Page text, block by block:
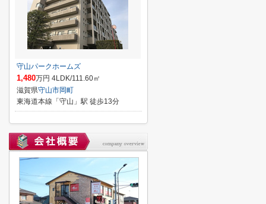
守山パークホームズ
1,480万円 4LDK/111.60㎡
滋賀県守山市岡町
東海道本線「守山」駅 徒歩13分